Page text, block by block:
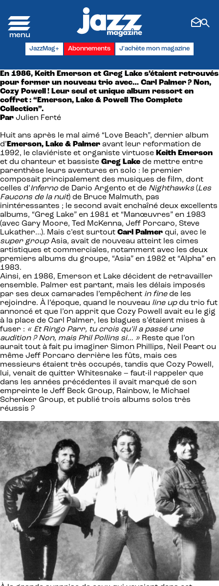
JazzMag+ Abonnements J'achète mon magazine
En 1986, Keith Emerson et Greg Lake s’étaient retrouvés
pour former un nouveau trio avec… Carl Palmer ? Non,
Cozy Powell ! Leur seul et unique album ressort en
coffret : “Emerson, Lake & Powell The Complete
Collection”.
Par Julien Ferté
Huit ans après le mal aimé “Love Beach”, dernier album
d’ Emerson, Lake & Palmer avant leur reformation de
1992, le claviériste et organiste virtuose Keith Emerson
et du chanteur et bassiste Greg Lake de mettre entre
parenthèse leurs aventures en solo : le premier
composait principalement des musiques de film, dont
celles d’Inferno de Dario Argento et de Nighthawks (Les
Faucons de la nuit) de Bruce Malmuth, pas
inintéressantes ; le second avait enchaîné deux excellents
albums, “Greg Lake” en 1981 et “Manœuvres” en 1983
(avec Gary Moore, Ted McKenna, Jeff Porcaro, Steve
Lukather…). Mais c’est surtout Carl Palmer qui, avec le
super groupAsia, avait de nouveau atteint les cimes
artistiques et commerciales, notamment avec les deux
premiers albums du groupe, “Asia” en 1982 et “Alpha” en
1983.
Ainsi, en 1986, Emerson et Lake décident de retravailler
ensemble. Palmer est partant, mais les délais imposés
par ses deux camarades l’empêchent in finede les
rejoindre. À l’époque, quand le nouveau line updu trio fut
annoncé et que l’on apprit que Cozy Powell avait eu le gig
à la place de Carl Palmer, les blagues s’étaient mises à
fuser : « Et Ringo Parr, tu crois qu’il a passé une
audition ? Non, mais Phil Pollins si… » Reste que l’on
aurait tout à fait pu imaginer Simon Phillips, Neil Peart ou
même Jeff Porcaro derrière les fûts, mais ces
messieurs étaient très occupés, tandis que Cozy Powell,
lui, venait de quitter Whitesnake – faut-il rappeler que
dans les années précédentes il avait marqué de son
empreinte le Jeff Beck Group, Rainbow, le Michael
Schenker Group, et publié trois albums solos très
réussis ?